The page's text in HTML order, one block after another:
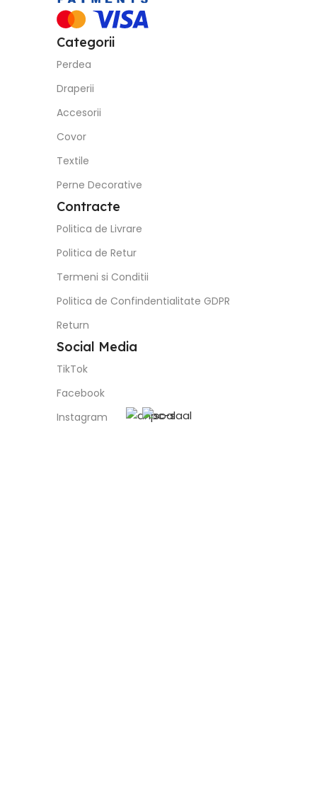
Categorii
Perdea
Draperii
Accesorii
Covor
Textile
Perne Decorative
Contracte
Politica de Livrare
Politica de Retur
Termeni si Conditii
Politica de Confindentialitate GDPR
Return
Social Media
TikTok
Facebook
Instagram